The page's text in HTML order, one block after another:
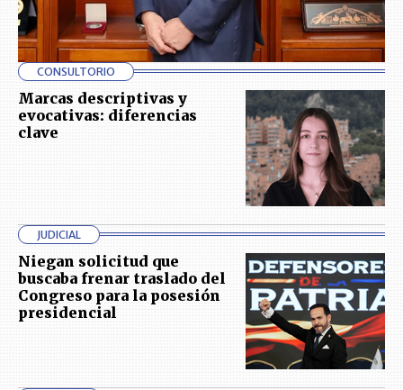
CONSULTORIO
Marcas descriptivas y
evocativas: diferencias
clave
JUDICIAL
Niegan solicitud que
buscaba frenar traslado del
Congreso para la posesión
presidencial